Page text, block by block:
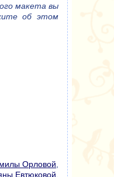
макета вы
об этом
Орловой
Евтюковой